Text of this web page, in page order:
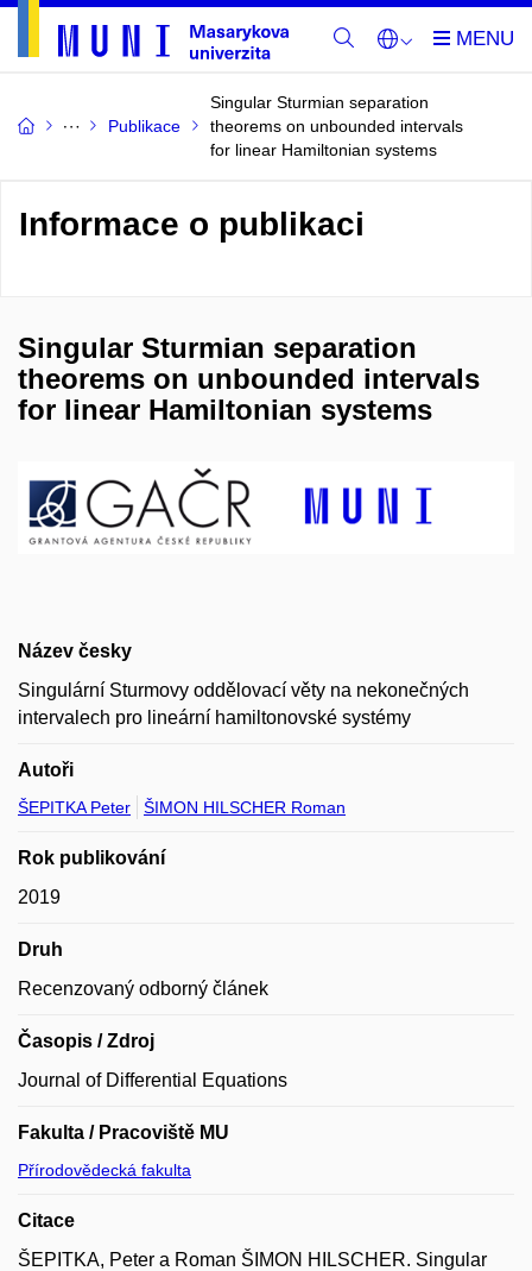
Publikace
Singular Sturmian separation
theorems on unbounded intervals
for linear Hamiltonian systems
Informace o publikaci
Singular Sturmian separation
theorems on unbounded intervals
for linear Hamiltonian systems
Název česky
Singulární Sturmovy oddělovací věty na nekonečných
intervalech pro lineární hamiltonovské systémy
Autoři
ŠEPITKA Peter ŠIMON HILSCHER Roman
Rok publikování
2019
Druh
Recenzovaný odborný článek
Časopis / Zdroj
Journal of Differential Equations
Fakulta / Pracoviště MU
Přírodovědecká fakulta
Citace
ŠEPITKA, Peter a Roman ŠIMON HILSCHER. Singular